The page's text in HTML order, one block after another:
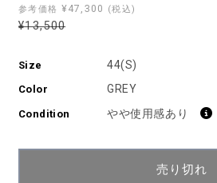
ー
ル
格
参考価格 ¥47,300 (税込)
通
価
格
通
価
格
¥13,500
Size 44(S)
Color GREY
Condition やや使用感あり
売り切れ